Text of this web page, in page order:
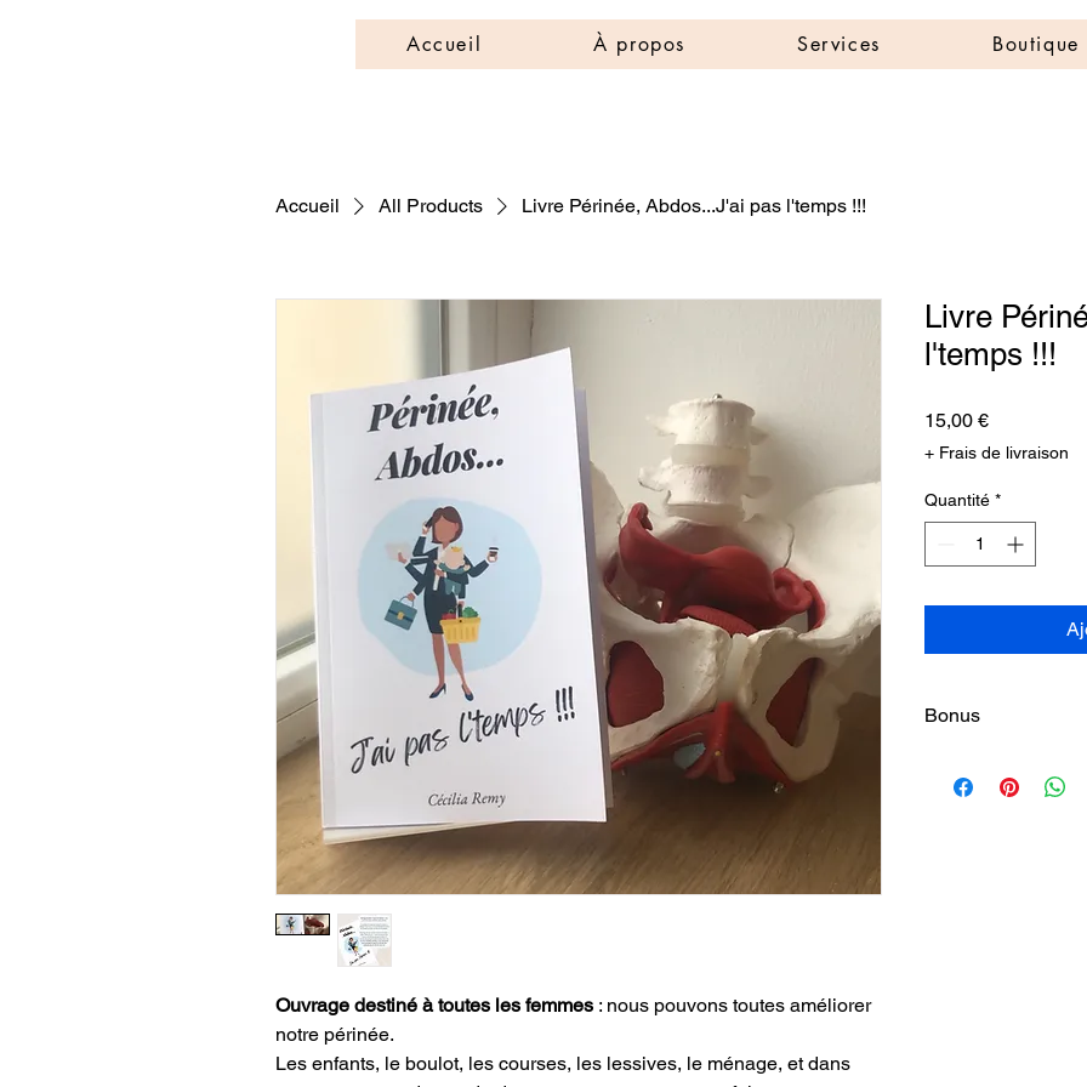
Accueil À propos Services Boutique
Accueil All Products Livre Périnée, Abdos...J'ai pas l'temps !!!
Ouvrage destiné à toutes les femmes : nous pouvons toutes améliorer
notre périnée.
Les enfants, le boulot, les courses, les lessives, le ménage, et dans
Livre
l'temps !!!
15,00 €Prix
+ Frais de livraison
Quantité *
Bonus
reprenant les